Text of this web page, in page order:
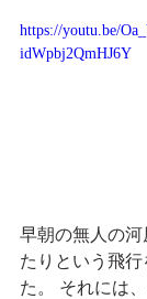
https://youtu.be/
idWpbj2QmHJ6Y
早朝の無人の
たりという飛
た。 それには